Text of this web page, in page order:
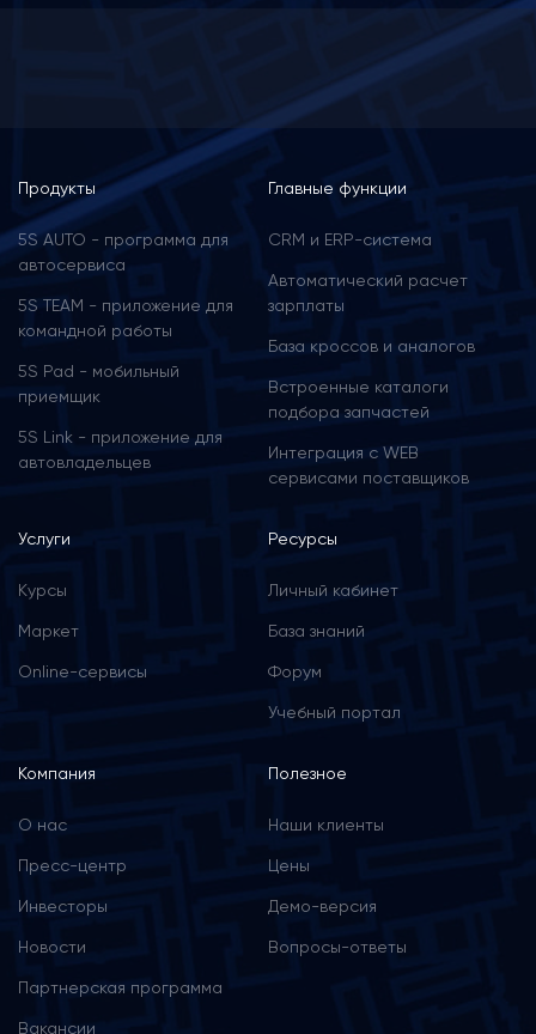
Menu
footer
Продукты
5S AUTO - программа для
автосервиса
5S TEAM - приложение для
командной работы
5S Pad - мобильный
приемщик
5S Link - приложение для
автовладельцев
Главные функции
CRM и ERP-cистема
Автоматический расчет
зарплаты
База кроссов и аналогов
Встроенные каталоги
подбора запчастей
Интеграция с WEB
сервисами поставщиков
Услуги
Курсы
Маркет
Online-сервисы
Ресурсы
Личный кабинет
База знаний
Форум
Учебный портал
Компания
О нас
Пресс-центр
Инвесторы
Новости
Партнерская программа
Вакансии
Полезное
Наши клиенты
Цены
Демо-версия
Вопросы-ответы